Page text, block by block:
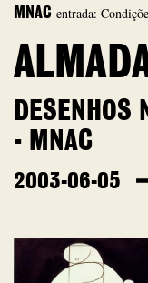
MNAC entrada:
DESENHOS
- MNAC
2003-06-05